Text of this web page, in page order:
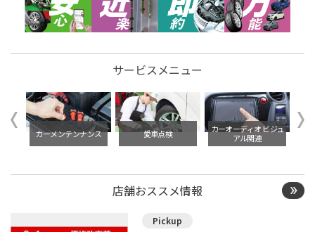
サービスメニュー
交 カーメンテンナンス 愛車点検
カーオーディオ ビジュ
アル関連
店舗おススメ情報